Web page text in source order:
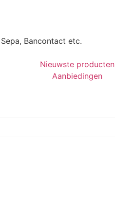
Bancontact etc.
Nieuwste producten
Aanbiedingen